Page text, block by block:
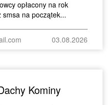
opłacony na rok
na początek...
03.08.2026
Kominy